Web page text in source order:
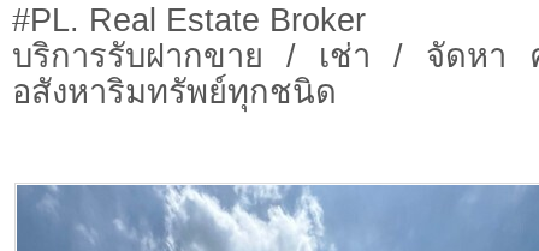
#PL. Real Estate Broker
บริการรับฝากขาย / เช่า / จัดห
อสังหาริมทรัพย์ทุกชนิด